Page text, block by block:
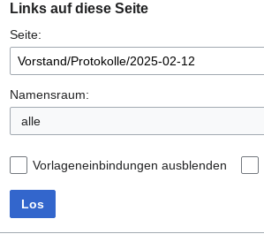
Navigation
springen
Suche
springen
Links auf diese Seite
Seite:
Namensraum:
alle
Vorlageneinbindungen ausblenden
Los